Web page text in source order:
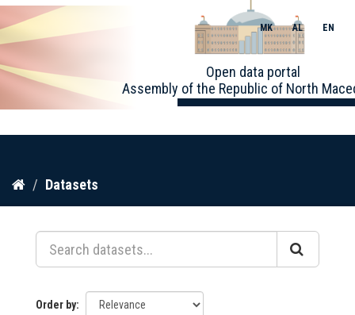
Skip
content
Open data portal
Assembly of the Republic of North
MK AL EN
Datasets
Order by